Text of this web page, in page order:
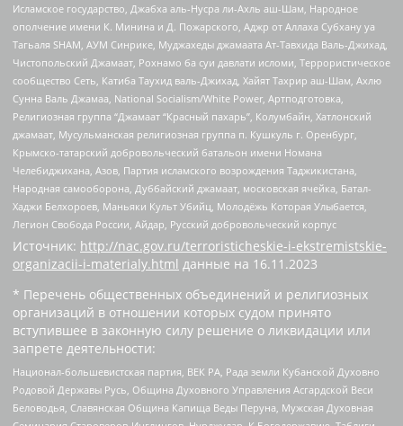
Исламское государство, Джабха аль-Нусра ли-Ахль аш-Шам, Народное
ополчение имени К. Минина и Д. Пожарского, Аджр от Аллаха Субхану уа
Тагьаля SHAM, АУМ Синрике, Муджахеды джамаата Ат-Тавхида Валь-Джихад,
Чистопольский Джамаат, Рохнамо ба суи давлати исломи, Террористическое
сообщество Сеть, Катиба Таухид валь-Джихад, Хайят Тахрир аш-Шам, Ахлю
Сунна Валь Джамаа, National Socialism/White Power, Артподготовка,
Религиозная группа “Джамаат “Красный пахарь”, Колумбайн, Хатлонский
джамаат, Мусульманская религиозная группа п. Кушкуль г. Оренбург,
Крымско-татарский добровольческий батальон имени Номана
Челебиджихана, Азов, Партия исламского возрождения Таджикистана,
Народная самооборона, Дуббайский джамаат, московская ячейка, Батал-
Хаджи Белхороев, Маньяки Культ Убийц, Молодёжь Которая Улыбается,
Легион Свобода России, Айдар, Русский добровольческий корпус
Источник: http://nac.gov.ru/terroristicheskie-i-ekstremistskie-
organizacii-i-materialy.html данные на 16.11.2023
* Перечень общественных объединений и религиозных
организаций в отношении которых судом принято
вступившее в законную силу решение о ликвидации или
запрете деятельности:
Национал-большевистская партия, ВЕК РА, Рада земли Кубанской Духовно
Родовой Державы Русь, Община Духовного Управления Асгардской Веси
Беловодья, Славянская Община Капища Веды Перуна, Мужская Духовная